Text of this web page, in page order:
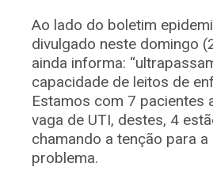
Ao lado do boletim
divulgado neste domingo
ainda informa:
capacidade de leitos de
Estamos com 7 pacientes
vaga de UTI, destes, 4
chamando a tenção para
problema.